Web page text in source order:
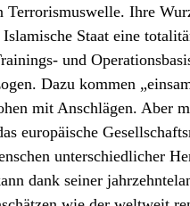
Terrorismuswelle. Ihre
Staat eine
und
Dazu kommen
mit Anschlägen. Aber
europäische
unterschiedlicher
dank seiner